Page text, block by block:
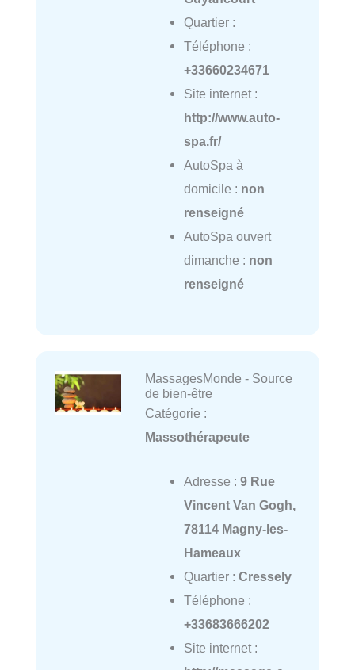
Quartier :
Téléphone :
+33660234671
Site internet :
http://www.auto-
spa.fr/
AutoSpa à
domicile : non
renseigné
AutoSpa ouvert
dimanche : non
renseigné
MassagesMonde - Source
de bien-être
Catégorie :
Massothérapeute
Adresse : 9 Rue
Vincent Van Gogh,
78114 Magny-les-
Hameaux
Quartier : Cressely
Téléphone :
+33683666202
Site internet :